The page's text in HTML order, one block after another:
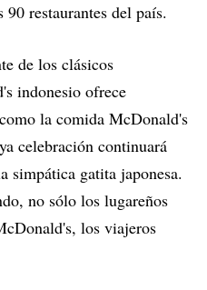
restaurantes del país.
de los clásicos
indonesio ofrece
la comida McDonald's
celebración continuará
simpática gatita japonesa.
no sólo los lugareños
los viajeros